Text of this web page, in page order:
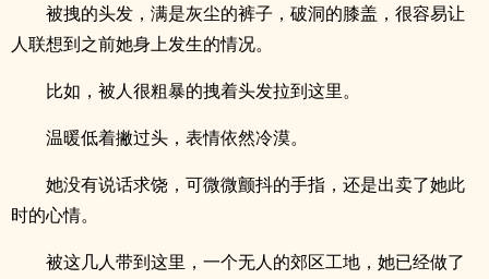
被拽的头发，满是灰尘的裤子，破洞的膝盖，很容易让
人联想到之前她身上发生的情况。
比如，被人很粗暴的拽着头发拉到这里。
温暖低着撇过头，表情依然冷漠。
她没有说话求饶，可微微颤抖的手指，还是出卖了她此
时的心情。
被这几人带到这里，一个无人的郊区工地，她已经做了